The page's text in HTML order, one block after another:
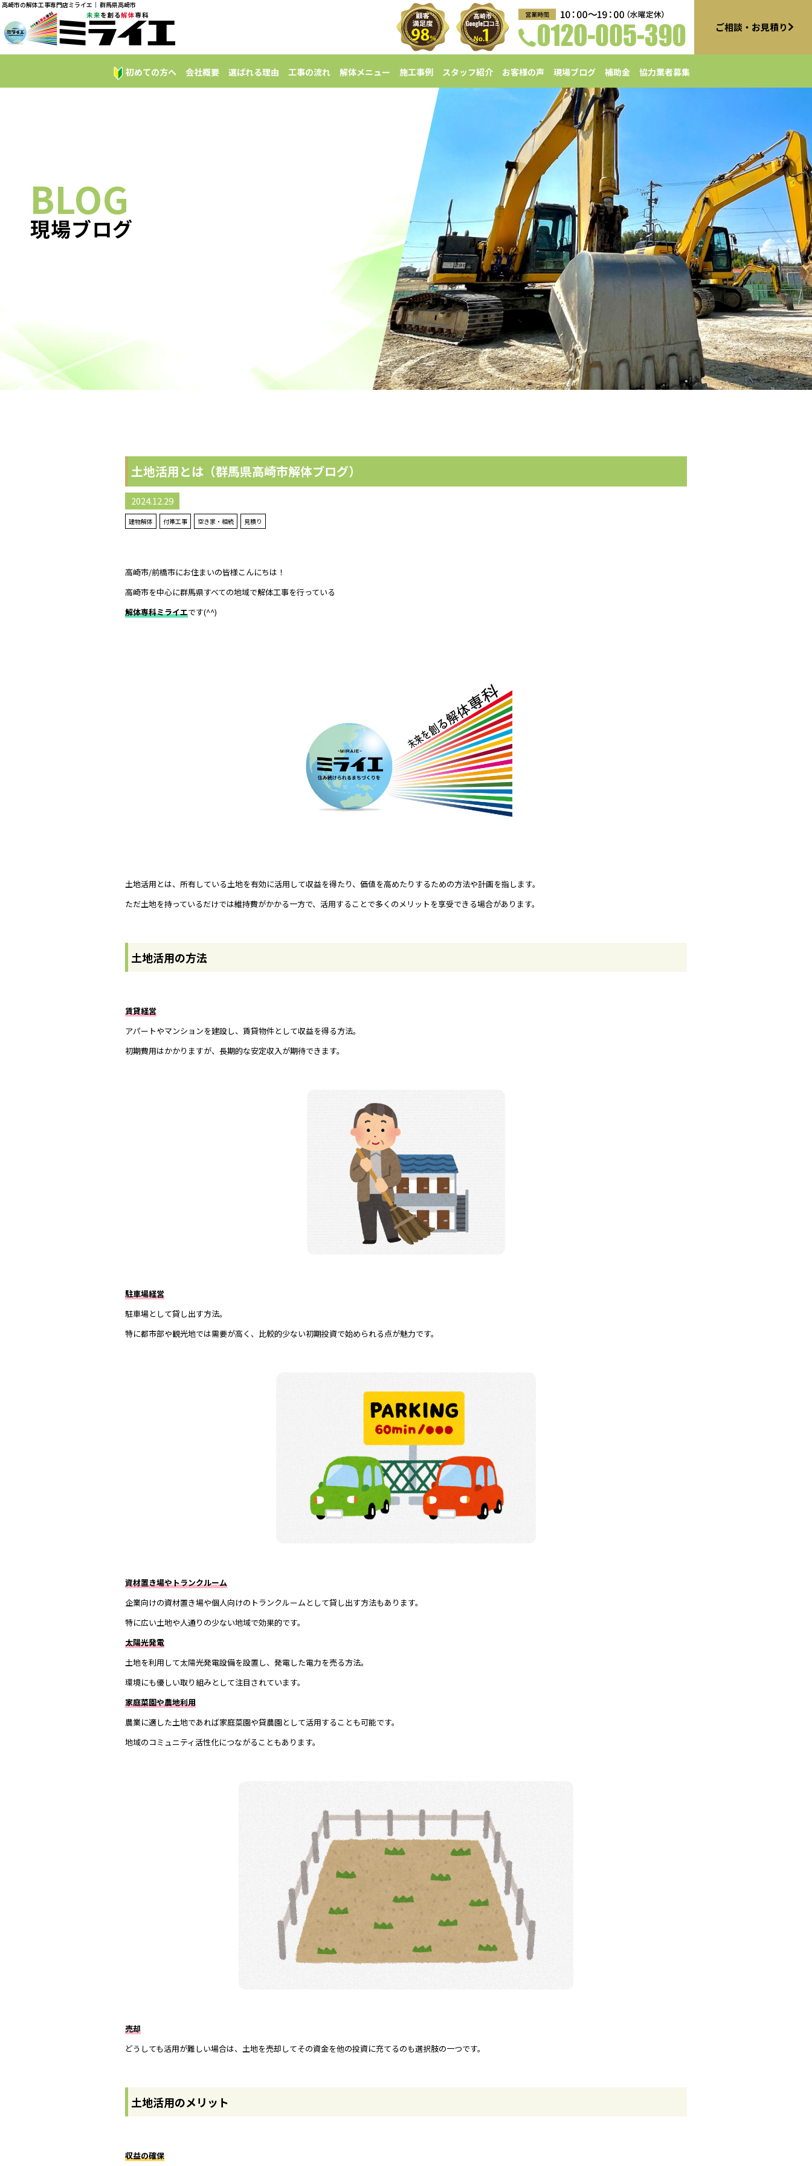
高崎市の解体工事専門店ミライエ｜ 群馬県高崎市
ご相談・お見積り
初めての方へ 会社概要 選ばれる理由 工事の流れ 解体メニュー 施工事例 スタッフ紹介 お客様の声 現場ブログ 補助金 協力業者募集
BLOG
現場ブログ
土地活用とは（群馬県高崎市解体ブログ）
2024.12.29
建物解体 付帯工事 空き家・相続 見積り
高崎市/前橋市にお住まいの皆様こんにちは！
高崎市を中心に群馬県すべての地域で解体工事を行っている
解体専科ミライエです(^^)
土地活用とは、所有している土地を有効に活用して収益を得たり、価値を高めたりするための方法や計画を指します。
ただ土地を持っているだけでは維持費がかかる一方で、活用することで多くのメリットを享受できる場合があります。
土地活用の方法
賃貸経営
アパートやマンションを建設し、賃貸物件として収益を得る方法。
初期費用はかかりますが、長期的な安定収入が期待できます。
駐車場経営
駐車場として貸し出す方法。
特に都市部や観光地では需要が高く、比較的少ない初期投資で始められる点が魅力です。
資材置き場やトランクルーム
企業向けの資材置き場や個人向けのトランクルームとして貸し出す方法もあります。
特に広い土地や人通りの少ない地域で効果的です。
太陽光発電
土地を利用して太陽光発電設備を設置し、発電した電力を売る方法。
環境にも優しい取り組みとして注目されています。
家庭菜園や農地利用
農業に適した土地であれば家庭菜園や貸農園として活用することも可能です。
地域のコミュニティ活性化につながることもあります。
売却
どうしても活用が難しい場合は、土地を売却してその資金を他の投資に充てるのも選択肢の一つです。
土地活用のメリット
収益の確保